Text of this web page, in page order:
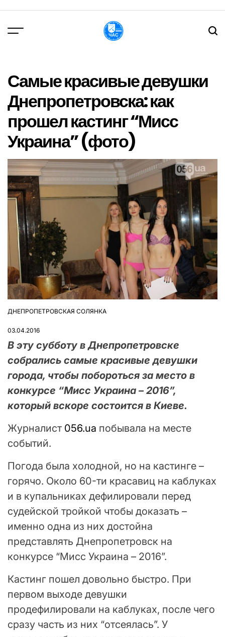
вмісту
Самые красивые девушки
Днепропетровска: как
прошел кастинг “Мисс
Украина” (фото)
ОПУБЛІКУВАТИ
ДНЕПРОПЕТРОВСКАЯ СОЛЯНКА
03.04.2016
В эту субботу в Днепропетровске
собрались самые красивые девушки
города, чтобы побороться за место в
конкурсе “Мисс Украина – 2016”,
который вскоре состоится в Киеве.
Журналист 056.ua побывала на месте
событий.
Погода была холодной, но на кастинге –
горячо. Около 60-ти красавиц на каблуках
и в купальниках дефилировали перед
судейской тройкой чтобы доказать –
именно одна из них достойна
представлять Днепропетровск на
конкурсе “Мисс Украина – 2016”.
Кастинг пошел довольно быстро. При
первом выходе девушки
продефилировали на каблуках, после чего
сразу часть из них “отсеялась”. У